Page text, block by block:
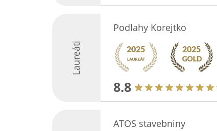
Laureáti
Podlahy Korejtko
8.8
ATOS stavebniny